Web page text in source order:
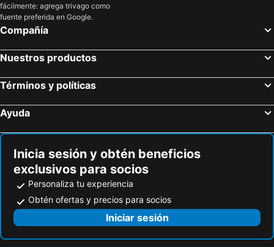
fácilmente: agrega trivago como
fuente preferida en Google.
Compañía
Nuestros productos
Términos y políticas
Ayuda
Inicia sesión y obtén beneficios
exclusivos para socios
Personaliza tu experiencia
Obtén ofertas y precios para socios
Iniciar sesión